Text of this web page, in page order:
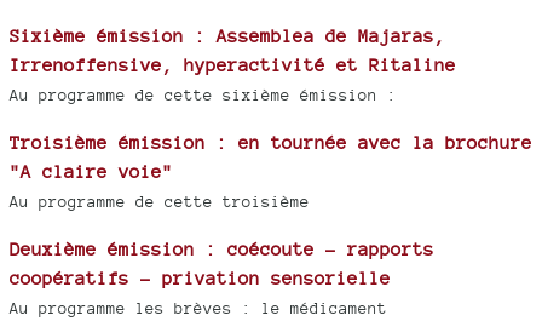
Sixième émission : Assemblea de Majaras,
Irrenoffensive, hyperactivité et Ritaline
Au programme de cette sixième émission :
Troisième émission : en tournée avec la brochure
"A claire voie"
Au programme de cette troisième
Deuxième émission : coécoute - rapports
coopératifs - privation sensorielle
Au programme les brèves : le médicament